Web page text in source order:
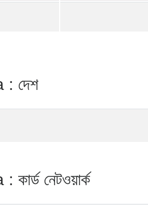
দেশ
নেটওয়ার্ক